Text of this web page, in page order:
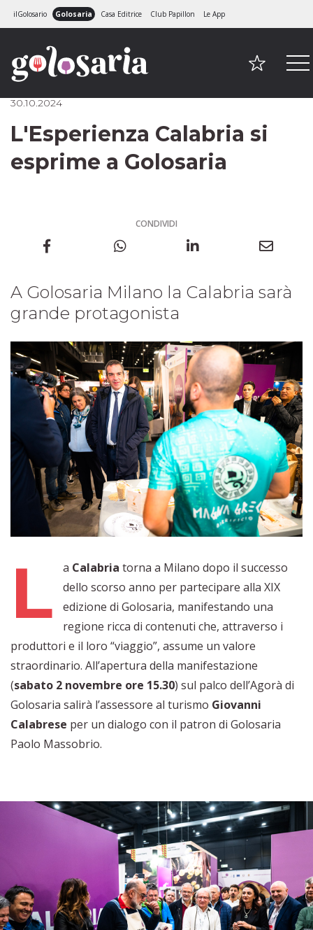
ilGolosario Golosaria Casa Editrice Club Papillon Le App
30.10.2024
L'Esperienza Calabria si
esprime a Golosaria
CONDIVIDI
A Golosaria Milano la Calabria sarà
grande protagonista
L a Calabria torna a Milano dopo il successo
dello scorso anno per partecipare alla XIX
edizione di Golosaria, manifestando una
regione ricca di contenuti che, attraverso i
produttori e il loro “viaggio”, assume un valore
straordinario. All’apertura della manifestazione
(sabato 2 novembre ore 15.30) sul palco dell’Agorà di
Golosaria salirà l’assessore al turismo Giovanni
Calabrese per un dialogo con il patron di Golosaria
Paolo Massobrio.